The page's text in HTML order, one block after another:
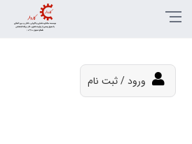
ورود / ثبت نام